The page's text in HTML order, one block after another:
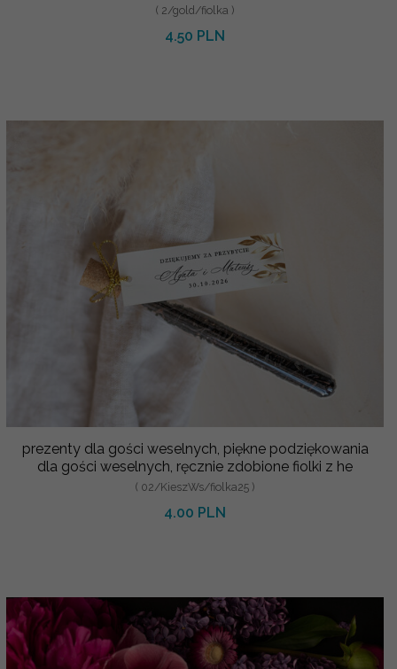
( 2/gold/fiolka )
4.50 PLN
prezenty dla gości weselnych, piękne podziękowania
dla gości weselnych, ręcznie zdobione fiolki z he
( 02/KieszWs/fiolka25 )
4.00 PLN